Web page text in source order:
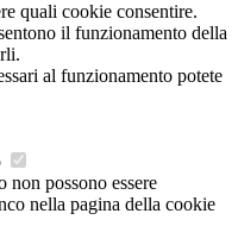
quali cookie consentire.
il funzionamento della
al funzionamento potete
non possono essere
nella pagina della cookie